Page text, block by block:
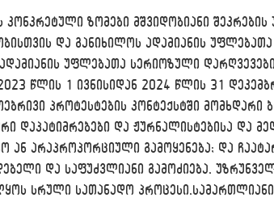
კონკრეტული ზომები მშვიდობიანი
და განიხილოს ადამიანის
უფლებათა სერიოზული
წლის 1 ივნისიდან 2024 წლის 31
პროტესტების კონტექსტში
დაპატიმრებები და ჟურნალისტებისა და
ან არაპროპორციული გამოყენება; და
და საფუძვლიანი გამოძიება,
სრული სათანადო